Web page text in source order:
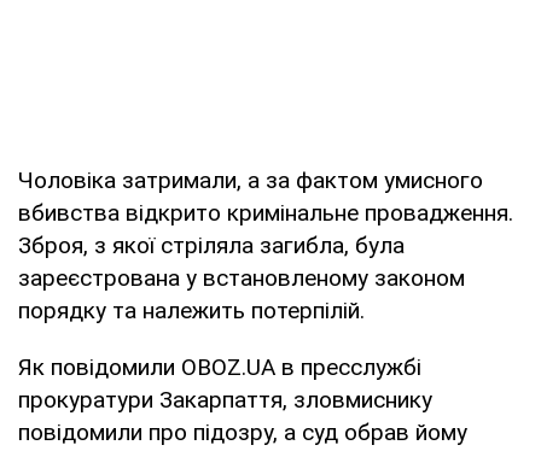
Чоловіка затримали, а за фактом умисного
вбивства відкрито кримінальне провадження.
Зброя, з якої стріляла загибла, була
зареєстрована у встановленому законом
порядку та належить потерпілій.
Як повідомили OBOZ.UA в пресслужбі
прокуратури Закарпаття, зловмиснику
повідомили про підозру, а суд обрав йому